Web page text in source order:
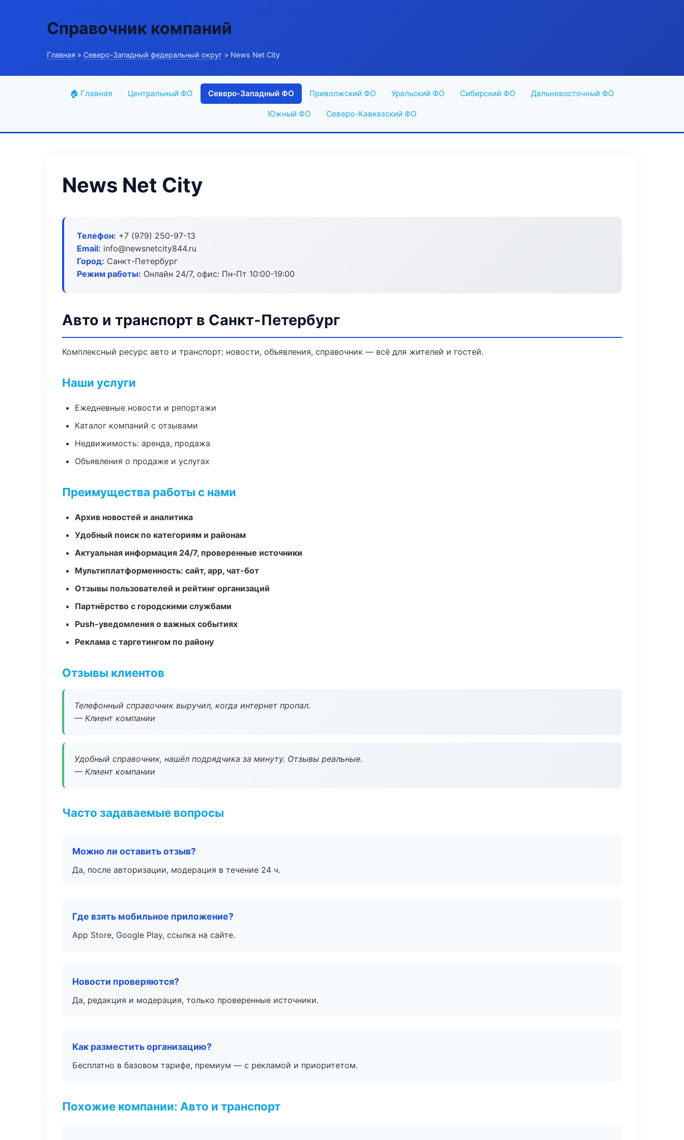
Справочник компаний
Главная » Северо-Западный федеральный округ » News Net City
🏠 Главная Центральный ФО Северо-Западный ФО Приволжский ФО Уральский ФО Сибирский ФО Дальневосточный ФО
Южный ФО Северо-Кавказский ФО
News Net City
Телефон: +7 (979) 250-97-13
Email: info@newsnetcity844.ru
Город: Санкт-Петербург
Режим работы: Онлайн 24/7, офис: Пн-Пт 10:00-19:00
Авто и транспорт в Санкт-Петербург
Комплексный ресурс авто и транспорт: новости, объявления, справочник — всё для жителей и гостей.
Наши услуги
Ежедневные новости и репортажи
Каталог компаний с отзывами
Недвижимость: аренда, продажа
Объявления о продаже и услугах
Преимущества работы с нами
Архив новостей и аналитика
Удобный поиск по категориям и районам
Актуальная информация 24/7, проверенные источники
Мультиплатформенность: сайт, app, чат-бот
Отзывы пользователей и рейтинг организаций
Партнёрство с городскими службами
Push-уведомления о важных событиях
Реклама с таргетингом по району
Отзывы клиентов
Телефонный справочник выручил, когда интернет пропал.
— Клиент компании
Удобный справочник, нашёл подрядчика за минуту. Отзывы реальные.
— Клиент компании
Часто задаваемые вопросы
Можно ли оставить отзыв?
Да, после авторизации, модерация в течение 24 ч.
Где взять мобильное приложение?
App Store, Google Play, ссылка на сайте.
Новости проверяются?
Да, редакция и модерация, только проверенные источники.
Как разместить организацию?
Бесплатно в базовом тарифе, премиум — с рекламой и приоритетом.
Похожие компании: Авто и транспорт